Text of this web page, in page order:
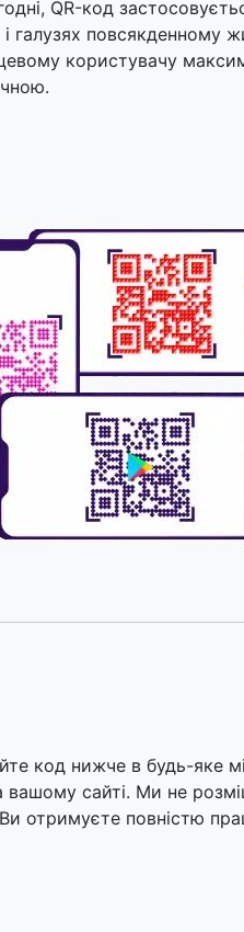
QR-код
галузях повсякденному
користувачу
код нижче в будь-яке
сайті. Ми не
отримуєте повністю